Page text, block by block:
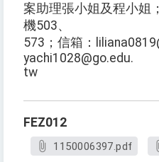
案助理張小姐及程小姐
機503、
573；信箱：
yachi1028@go.edu.
tw
FEZ012
1150006397.pdf